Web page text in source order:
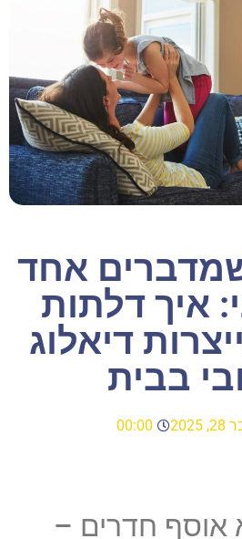
אחד
איך דלתות
דיאלוג
בבית
00:00
אוסף חדרים –